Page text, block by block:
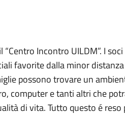
Incontro UILDM”. I
favorite dalla minor
possono trovare un
computer e tanti altri che
di vita. Tutto questo é